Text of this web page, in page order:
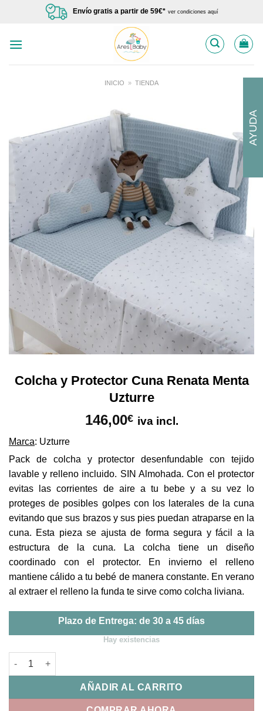
Envío gratis a partir de 59€* ver condiciones aquí
INICIO » TIENDA
Colcha y Protector Cuna Renata Menta
Uzturre
146,00€ iva incl.
Marca: Uzturre
Pack de colcha y protector desenfundable con tejido
lavable y relleno incluido. SIN Almohada. Con el protector
evitas las corrientes de aire a tu bebe y a su vez lo
proteges de posibles golpes con los laterales de la cuna
evitando que sus brazos y sus pies puedan atraparse en la
cuna. Esta pieza se ajusta de forma segura y fácil a la
estructura de la cuna. La colcha tiene un diseño
coordinado con el protector. En invierno el relleno
mantiene cálido a tu bebé de manera constante. En verano
al extraer el relleno la funda te sirve como colcha liviana.
Plazo de Entrega: de 30 a 45 días
Hay existencias
Colcha y Protector Cuna Renata Menta Uzturre cantidad
AÑADIR AL CARRITO
AYUDA